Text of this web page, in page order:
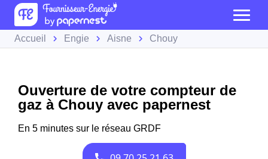
Accueil Engie Aisne Chouy